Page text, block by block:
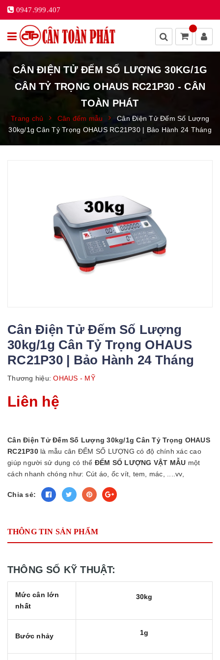
0947.999.407
CÂN ĐIỆN TỬ ĐẾM SỐ LƯỢNG 30KG/1G
CÂN TỶ TRỌNG OHAUS RC21P30 - CÂN
TOÀN PHÁT
Trang chủ Cân đếm mẫu
Cân Điện Tử Đếm Số Lượng
30kg/1g Cân Tỷ Trọng OHAUS RC21P30 | Bảo Hành 24 Tháng
Cân Điện Tử Đếm Số Lượng
30kg/1g Cân Tỷ Trọng OHAUS
RC21P30 | Bảo Hành 24 Tháng
Thương hiệu: OHAUS - MỸ
Liên hệ
Cân Điện Tử Đếm Số Lượng 30kg/1g Cân Tỷ Trọng OHAUS
RC21P30 là mẫu cân ĐẾM SỐ LƯỢNG có độ chính xác cao
giúp người sử dụng có thể ĐẾM SỐ LƯỢNG VẬT MẪU một
cách nhanh chóng như: Cút áo, ốc vít, tem, mác, ....vv,
Chia sẻ:
THÔNG TIN SẢN PHẨM
THÔNG SỐ KỸ THUẬT:
Mức cân lớn
nhất
30kg
Bước nhảy 1g